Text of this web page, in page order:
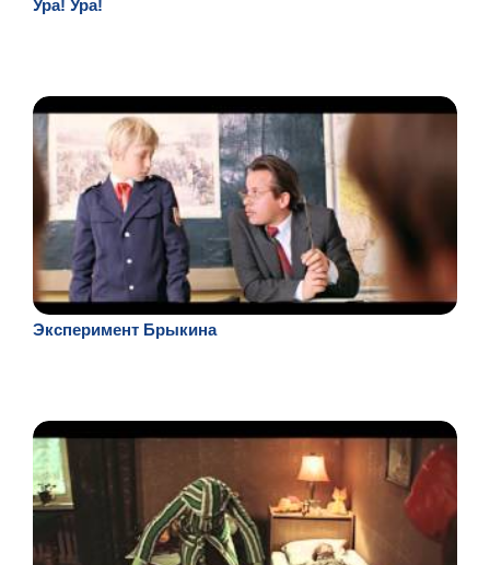
Ура! Ура!
Эксперимент Брыкина